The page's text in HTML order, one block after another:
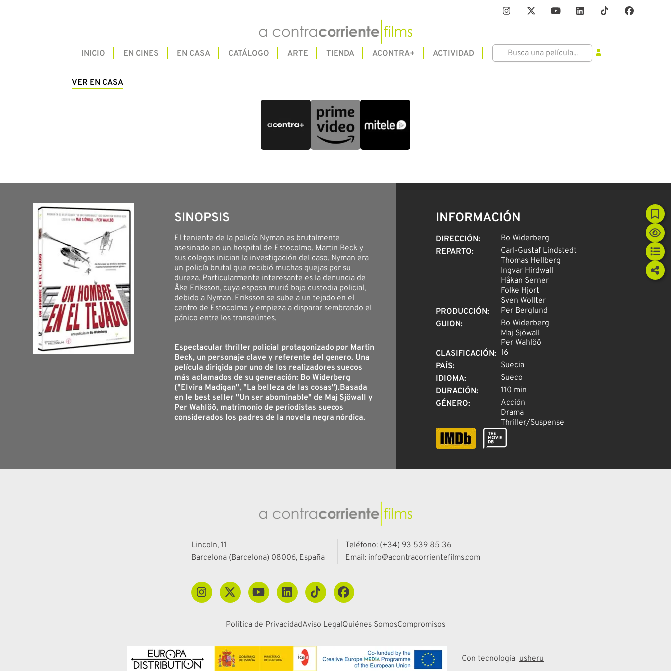
INICIO EN CINES EN CASA CATÁLOGO ARTE TIENDA ACONTRA+ ACTIVIDAD
VER EN CASA
SINOPSIS
El teniente de la policía Nyman es brutalmente
asesinado en un hospital de Estocolmo. Martin Beck y
sus colegas inician la investigación del caso. Nyman era
un policía brutal que recibió muchas quejas por su
dureza. Particularmente interesante es la denuncia de
Åke Eriksson, cuya esposa murió bajo custodia policial,
debido a Nyman. Eriksson se sube a un tejado en el
centro de Estocolmo y empieza a disparar sembrando el
pánico entre los transeúntes.
Espectacular thriller policial protagonizado por Martin
Beck, un personaje clave y referente del genero. Una
película dirigida por uno de los realizadores suecos
más aclamados de su generación: Bo Widerberg
("Elvira Madigan", "La belleza de las cosas").Basada
en le best seller "Un ser abominable" de Maj Sjöwall y
Per Wahlöö, matrimonio de periodistas suecos
considerados los padres de la novela negra nórdica.
INFORMACIÓN
DIRECCIÓN:
Bo Widerberg
REPARTO:
Carl-Gustaf Lindstedt
Thomas Hellberg
Ingvar Hirdwall
Håkan Serner
Folke Hjort
Sven Wollter
PRODUCCIÓN:
Per Berglund
GUION:
Bo Widerberg
Maj Sjöwall
Per Wahlöö
CLASIFICACIÓN: 16
PAÍS:
Suecia
IDIOMA:
Sueco
DURACIÓN:
110 min
GÉNERO:
Acción
Drama
Thriller/Suspense
Lincoln, 11
Barcelona (Barcelona) 08006, España
Teléfono: (+34) 93 539 85 36
Email: info@acontracorrientefilms.com
Política de PrivacidadAviso LegalQuiénes SomosCompromisos
Con tecnología usheru